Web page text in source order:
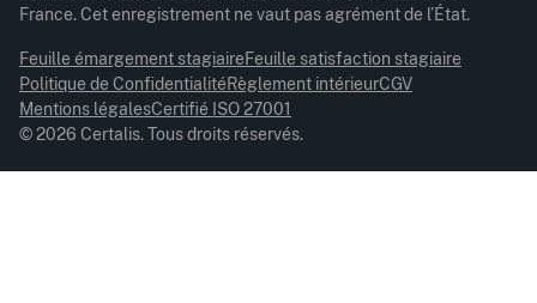
France. Cet enregistrement ne vaut pas agrément de l’État.
© 2026 Certalis. Tous droits réservés.
Feuille émargement stagiaireFeuille satisfaction stagiaire
Politique de ConfidentialitéRèglement intérieurCGV
Mentions légalesCertifié ISO 27001